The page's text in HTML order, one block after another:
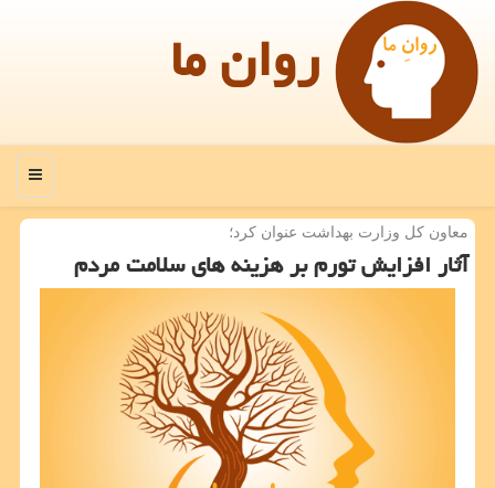
روان ما
منو
معاون كل وزارت بهداشت عنوان كرد؛
آثار افزایش تورم بر هزینه های سلامت مردم